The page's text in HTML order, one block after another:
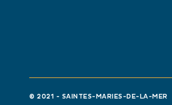
Letto 140 cm
© 2021 - SAINTES-MARIES-DE-LA-MER